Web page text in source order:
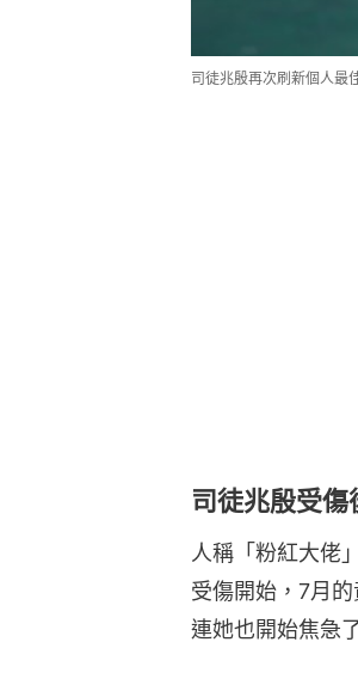
司徒兆殷再次刷新個人最
司徒兆殷受
人稱「粉紅大佬
受傷開始，7月
連她也開始焦急